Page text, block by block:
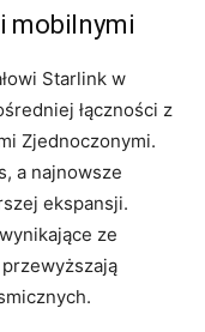
mobilnymi
Starlink w
łączności z
Zjednoczonymi.
a najnowsze
ekspansji.
ze